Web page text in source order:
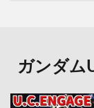
ガンダム